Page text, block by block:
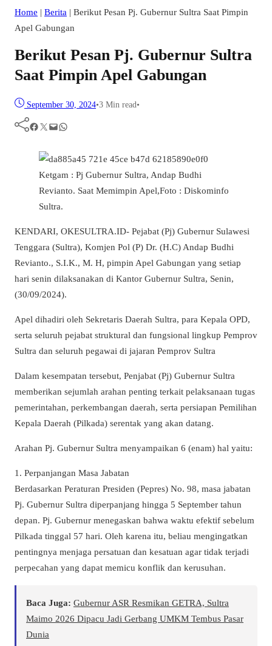
Home | Berita | Berikut Pesan Pj. Gubernur Sultra Saat Pimpin
Apel Gabungan
Berikut Pesan Pj. Gubernur Sultra
Saat Pimpin Apel Gabungan
September 30, 2024•3 Min read•
Facebook Twitter Mail WhatsApp
Ketgam : Pj Gubernur Sultra, Andap Budhi
Revianto. Saat Memimpin Apel,Foto : Diskominfo
Sultra.
KENDARI, OKESULTRA.ID- Pejabat (Pj) Gubernur Sulawesi
Tenggara (Sultra), Komjen Pol (P) Dr. (H.C) Andap Budhi
Revianto., S.I.K., M. H, pimpin Apel Gabungan yang setiap
hari senin dilaksanakan di Kantor Gubernur Sultra, Senin,
(30/09/2024).
Apel dihadiri oleh Sekretaris Daerah Sultra, para Kepala OPD,
serta seluruh pejabat struktural dan fungsional lingkup Pemprov
Sultra dan seluruh pegawai di jajaran Pemprov Sultra
Dalam kesempatan tersebut, Penjabat (Pj) Gubernur Sultra
memberikan sejumlah arahan penting terkait pelaksanaan tugas
pemerintahan, perkembangan daerah, serta persiapan Pemilihan
Kepala Daerah (Pilkada) serentak yang akan datang.
Arahan Pj. Gubernur Sultra menyampaikan 6 (enam) hal yaitu:
1. Perpanjangan Masa Jabatan
Berdasarkan Peraturan Presiden (Pepres) No. 98, masa jabatan
Pj. Gubernur Sultra diperpanjang hingga 5 September tahun
depan. Pj. Gubernur menegaskan bahwa waktu efektif sebelum
Pilkada tinggal 57 hari. Oleh karena itu, beliau mengingatkan
pentingnya menjaga persatuan dan kesatuan agar tidak terjadi
perpecahan yang dapat memicu konflik dan kerusuhan.
Baca Juga: Gubernur ASR Resmikan GETRA, Sultra
Maimo 2026 Dipacu Jadi Gerbang UMKM Tembus Pasar
Dunia